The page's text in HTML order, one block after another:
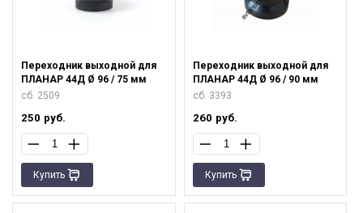
Переходник выходной для
ПЛАНАР 44Д Ø 96 / 75 мм
сб. 2509
250 руб.
Купить
Переходник выходной для
ПЛАНАР 44Д Ø 96 / 90 мм
сб. 3393
260 руб.
Купить